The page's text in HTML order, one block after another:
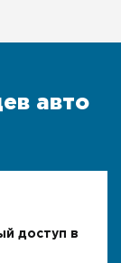
доступ в